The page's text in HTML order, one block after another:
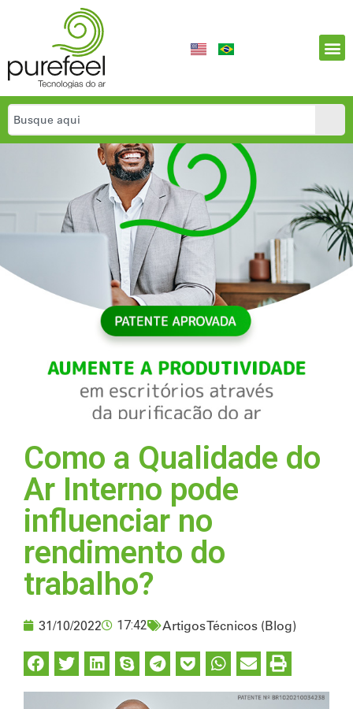
Como a Qualidade do
Ar Interno pode
influenciar no
rendimento do
trabalho?
31/10/2022 17:42 Artigos Técnicos (Blog)